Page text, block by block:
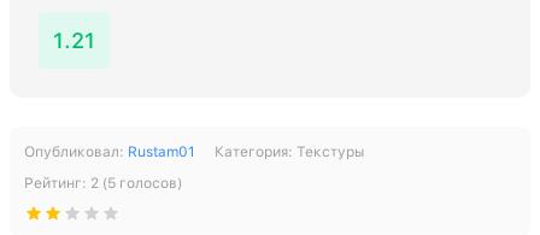
1.21
Опубликовал: Rustam01 Категория: Текстуры
Рейтинг: 2 (5 голосов)